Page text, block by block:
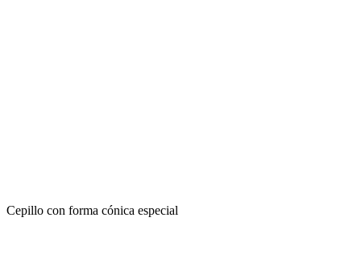
Cepillo con forma cónica especial